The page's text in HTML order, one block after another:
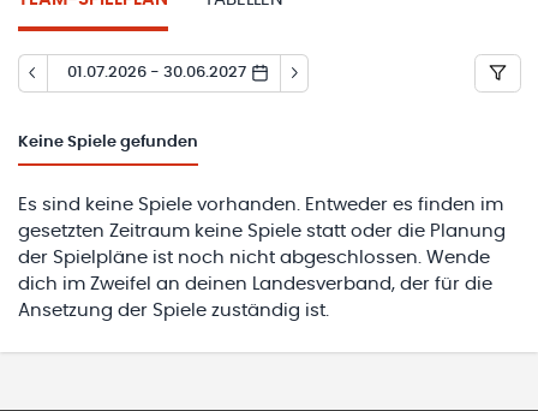
01.07.2026 - 30.06.2027
Keine Spiele gefunden
Es sind keine Spiele vorhanden. Entweder es finden im
gesetzten Zeitraum keine Spiele statt oder die Planung
der Spielpläne ist noch nicht abgeschlossen. Wende
dich im Zweifel an deinen Landesverband, der für die
Ansetzung der Spiele zuständig ist.